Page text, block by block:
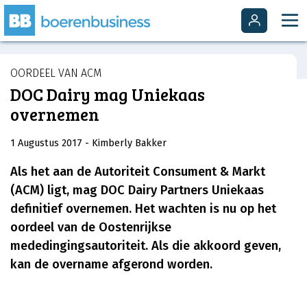
OORDEEL VAN ACM
DOC Dairy mag Uniekaas
overnemen
1 Augustus 2017 - Kimberly Bakker
Als het aan de Autoriteit Consument & Markt
(ACM) ligt, mag DOC Dairy Partners Uniekaas
definitief overnemen. Het wachten is nu op het
oordeel van de Oostenrijkse
mededingingsautoriteit. Als die akkoord geven,
kan de overname afgerond worden.